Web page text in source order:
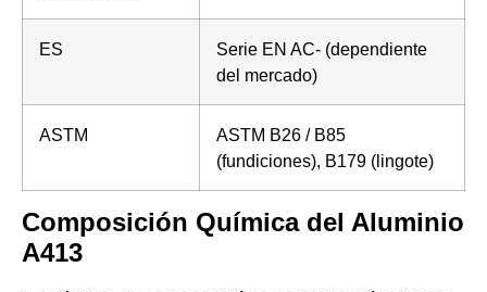
ES
Serie EN AC- (dependiente
del mercado)
ASTM
ASTM B26 / B85
(fundiciones), B179 (lingote)
Composición Química del Aluminio
A413